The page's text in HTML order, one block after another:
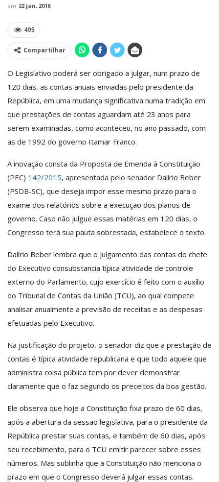
em 22 jan, 2016
495
Compartilhar
O Legislativo poderá ser obrigado a julgar, num prazo de
120 dias, as contas anuais enviadas pelo presidente da
República, em uma mudança significativa numa tradição em
que prestações de contas aguardam até 23 anos para
serem examinadas, como aconteceu, no ano passado, com
as de 1992 do governo Itamar Franco.
A inovação consta da Proposta de Emenda à Constituição
(PEC) 142/2015, apresentada pelo senador Dalírio Beber
(PSDB-SC), que deseja impor esse mesmo prazo para o
exame dos relatórios sobre a execução dos planos de
governo. Caso não julgue essas matérias em 120 dias, o
Congresso terá sua pauta sobrestada, estabelece o texto.
Dalírio Beber lembra que o julgamento das contas do chefe
do Executivo consubstancia típica atividade de controle
externo do Parlamento, cujo exercício é feito com o auxílio
do Tribunal de Contas da União (TCU), ao qual compete
analisar anualmente a previsão de receitas e as despesas
efetuadas pelo Executivo.
Na justificação do projeto, o senador diz que a prestação de
contas é típica atividade republicana e que todo aquele que
administra coisa pública tem por dever demonstrar
claramente que o faz segundo os preceitos da boa gestão.
Ele observa que hoje a Constituição fixa prazo de 60 dias,
após a abertura da sessão legislativa, para o presidente da
República prestar suas contas, e também de 60 dias, após
seu recebimento, para o TCU emitir parecer sobre esses
números. Mas sublinha que a Constituição não menciona o
prazo em que o Congresso deverá julgar essas contas.